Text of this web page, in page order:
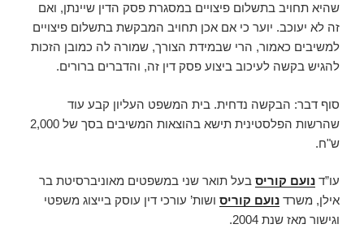
שהיא תחויב בתשלום פיצויים במסגרת פסק הדין שיינתן, ואם
זה לא יעוכב. יוער כי אם אכן תחויב המבקשת בתשלום פיצויים
למשיבים כאמור, הרי שבמידת הצורך, שמורה לה כמובן הזכות
להגיש בקשה לעיכוב ביצוע פסק דין זה, והדברים ברורים.
סוף דבר: הבקשה נדחית. בית המשפט העליון קבע עוד
שהרשות הפלסטינית תישא בהוצאות המשיבים בסך של 2,000
ש"ח.
עו”ד נועם קוריס בעל תואר שני במשפטים מאוניברסיטת בר
אילן, משרד נועם קוריס ושות’ עורכי דין עוסק בייצוג משפטי
וגישור מאז שנת 2004.